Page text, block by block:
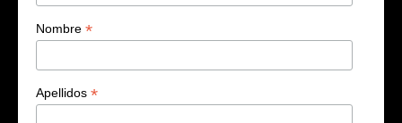
Nombre *
Apellidos *